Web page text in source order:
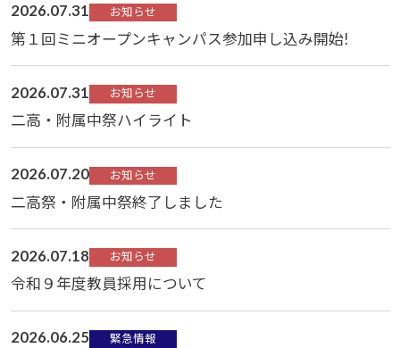
2026.07.31 お知らせ
第１回ミニオープンキャンパス参加申し込み開始!
2026.07.31 お知らせ
二高・附属中祭ハイライト
2026.07.20 お知らせ
二高祭・附属中祭終了しました
2026.07.18 お知らせ
令和９年度教員採用について
2026.06.25 緊急情報